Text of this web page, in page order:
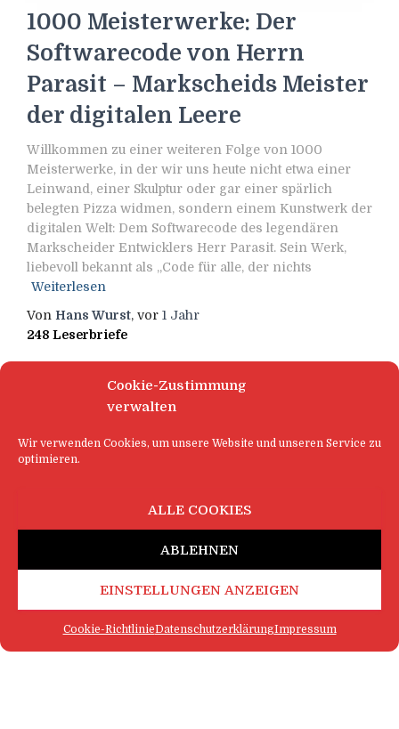
Cookie-Zustimmung
verwalten
Wir verwenden Cookies, um unsere Website und unseren Service zu
optimieren.
ALLE COOKIES
ABLEHNEN
EINSTELLUNGEN ANZEIGEN
Cookie-RichtlinieDatenschutzerklärungImpressum
1000 Meisterwerke: Der
Softwarecode von Herrn
Parasit – Markscheids Meister
der digitalen Leere
Willkommen zu einer weiteren Folge von 1000
Meisterwerke, in der wir uns heute nicht etwa einer
Leinwand, einer Skulptur oder gar einer spärlich
belegten Pizza widmen, sondern einem Kunstwerk der
digitalen Welt: Dem Softwarecode des legendären
Markscheider Entwicklers Herr Parasit. Sein Werk,
liebevoll bekannt als „Code für alle, der nichts
Weiterlesen
Von Hans Wurst, vor 1 Jahr
248 Leserbriefe